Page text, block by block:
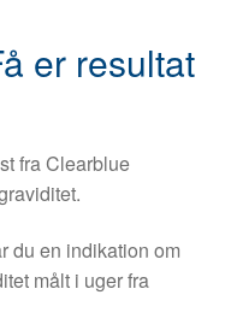
er resultat
fra Clearblue
du en indikation om
målt i uger fra